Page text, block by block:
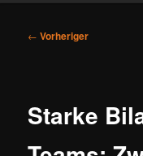
Beitragsnavigation
← Vorheriger
Starke